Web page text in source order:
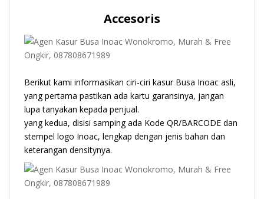
Accesoris
Berikut kami informasikan ciri-ciri kasur Busa Inoac asli,
yang pertama pastikan ada kartu garansinya, jangan
lupa tanyakan kepada penjual.
yang kedua, disisi samping ada Kode QR/BARCODE dan
stempel logo Inoac, lengkap dengan jenis bahan dan
keterangan densitynya.